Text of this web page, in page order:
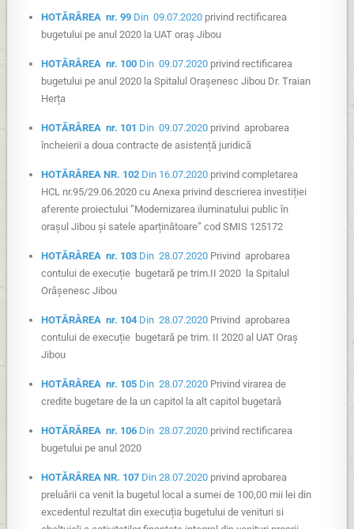
HOTĂRÂREA nr. 99 Din 09.07.2020 privind rectificarea
bugetului pe anul 2020 la UAT oraș Jibou
HOTĂRÂREA nr. 100 Din 09.07.2020 privind rectificarea
bugetului pe anul 2020 la Spitalul Orașenesc Jibou Dr. Traian
Herța
HOTĂRÂREA nr. 101 Din 09.07.2020 privind aprobarea
încheierii a doua contracte de asistență juridică
HOTĂRÂREA NR. 102 Din 16.07.2020 privind completarea
HCL nr.95/29.06.2020 cu Anexa privind descrierea investiției
aferente proiectului ”Modernizarea iluminatului public în
orașul Jibou și satele aparținătoare” cod SMIS 125172
HOTĂRÂREA nr. 103 Din 28.07.2020 Privind aprobarea
contului de execuție bugetară pe trim.II 2020 la Spitalul
Orășenesc Jibou
HOTĂRÂREA nr. 104 Din 28.07.2020 Privind aprobarea
contului de execuție bugetară pe trim. II 2020 al UAT Oraș
Jibou
HOTĂRÂREA nr. 105 Din 28.07.2020 Privind virarea de
credite bugetare de la un capitol la alt capitol bugetarâ
HOTĂRÂREA nr. 106 Din 28.07.2020 privind rectificarea
bugetului pe anul 2020
HOTĂRÂREA NR. 107 Din 28.07.2020 privind aprobarea
preluării ca venit la bugetul local a sumei de 100,00 mii lei din
excedentul rezultat din execuția bugetului de venituri si